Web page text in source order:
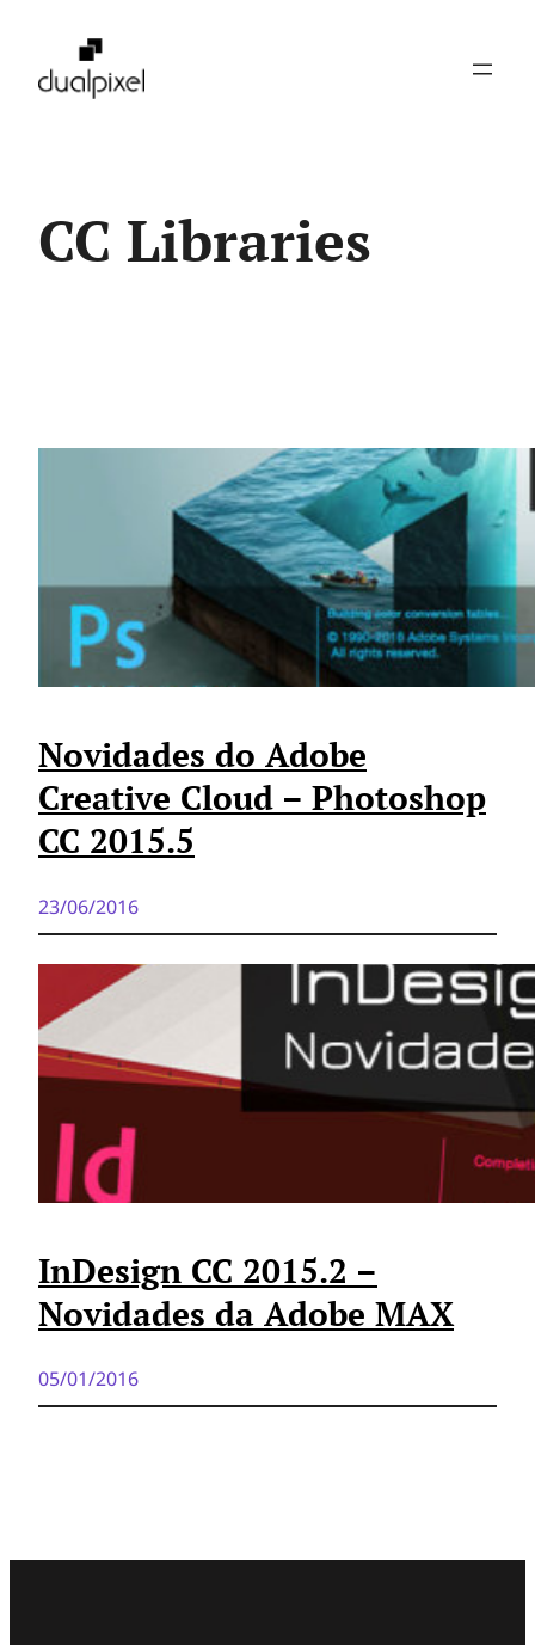
CC Libraries
Novidades do Adobe
Creative Cloud – Photoshop
CC 2015.5
23/06/2016
InDesign CC 2015.2 –
Novidades da Adobe MAX
05/01/2016